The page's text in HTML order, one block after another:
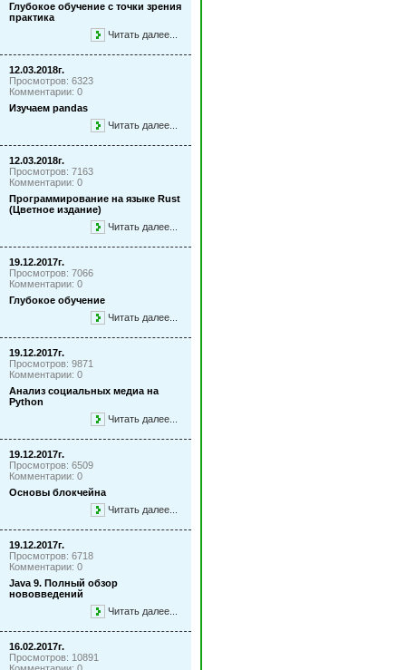
Глубокое обучение с точки зрения
практика
Читать далее...
12.03.2018г.
Просмотров: 6323
Комментарии: 0
Изучаем pandas
Читать далее...
12.03.2018г.
Просмотров: 7163
Комментарии: 0
Программирование на языке Rust
(Цветное издание)
Читать далее...
19.12.2017г.
Просмотров: 7066
Комментарии: 0
Глубокое обучение
Читать далее...
19.12.2017г.
Просмотров: 9871
Комментарии: 0
Анализ социальных медиа на
Python
Читать далее...
19.12.2017г.
Просмотров: 6509
Комментарии: 0
Основы блокчейна
Читать далее...
19.12.2017г.
Просмотров: 6718
Комментарии: 0
Java 9. Полный обзор
нововведений
Читать далее...
16.02.2017г.
Просмотров: 10891